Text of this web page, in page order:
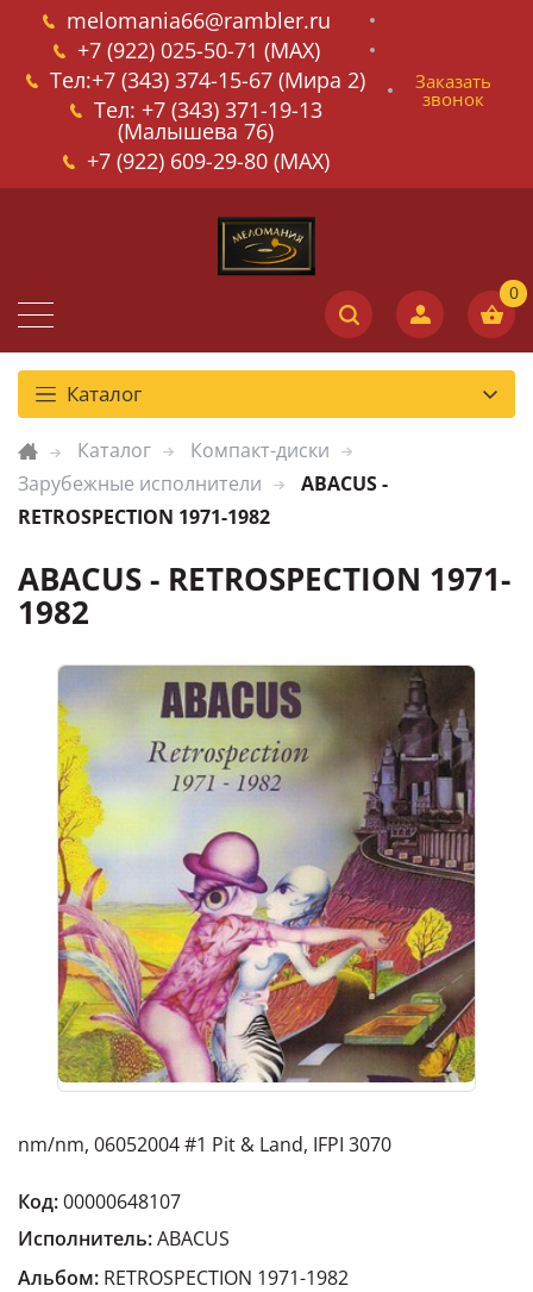
melomania66@rambler.ru
+7 (922) 025-50-71 (MAX)
Тел:+7 (343) 374-15-67 (Мира 2)
Тел: +7 (343) 371-19-13
(Малышева 76)
+7 (922) 609-29-80 (MAX)
Заказать
звонок
Каталог
Каталог
Компакт-диски
Зарубежные исполнители
ABACUS -
RETROSPECTION 1971-1982
ABACUS - RETROSPECTION 1971-
1982
nm/nm, 06052004 #1 Pit & Land, IFPI 3070
Код:00000648107
Исполнитель:ABACUS
Альбом: RETROSPECTION 1971-1982